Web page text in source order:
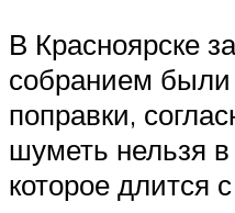
В Красноярске
собранием
поправки,
шуметь нельзя
которое длится